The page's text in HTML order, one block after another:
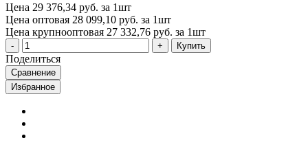
Цена 29 376,34 руб. за 1шт
Цена оптовая 28 099,10 руб. за 1шт
Цена крупнооптовая 27 332,76 руб. за 1шт
Купить
Поделиться
Сравнение
Избранное